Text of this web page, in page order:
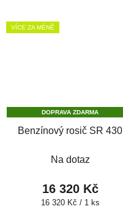
VÍCE ZA MÉNĚ
DOPRAVA ZDARMA
Benzínový rosič SR 430
Na dotaz
16 320 Kč
Měrná
16 320 Kč / 1 ks